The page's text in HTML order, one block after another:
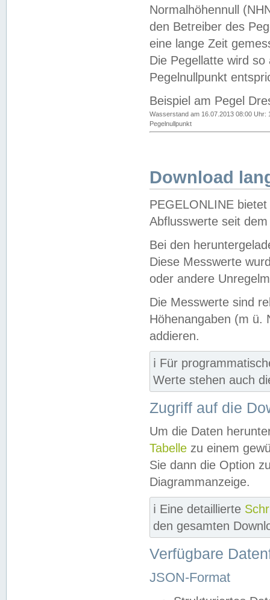
Normalhöhennull
den Betreiber des
eine lange Zeit
Die Pegellatte wird
Pegelnullpunkt
Beispiel am Pegel
Wasserstand am 16.07.2013 08:00 Uhr:
Pegelnullpunkt
Download
PEGELONLINE
Abflusswerte seit
Bei den
Diese Messwerte
oder andere
Die Messwerte sind
Höhenangaben (m ü.
addieren.
ℹ️ Für
Werte stehen auch
Zugriff auf die
Um die Daten
Tabelle zu einem
Sie dann die Option
Diagrammanzeige.
ℹ️ Eine detaillierte
den gesamten
Verfügbare
JSON-Format